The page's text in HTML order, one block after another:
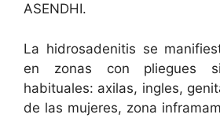
ASENDHI.
La hidrosadenitis se
en zonas con pliegues
habituales: axilas, ingles,
de las mujeres, zona